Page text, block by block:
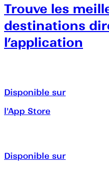
Trouve les
destinations
l’application
Disponible sur
l'App Store
Disponible sur